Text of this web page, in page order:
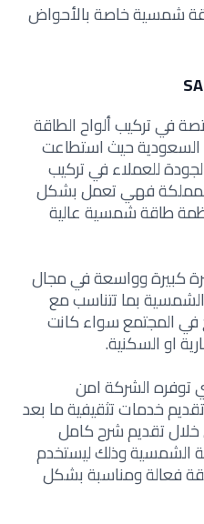
شمسية خاصة بالأحواض
في تركيب ألواح الطاقة
السعودية حيث استطاعت
للعملاء في تركيب
فهي تعمل بشكل
طاقة شمسية عالية
كبيرة وواسعة في مجال
بما تتناسب مع
في المجتمع سواء كانت
او السكنية.
توفره الشركة امن
خدمات تثقيفية ما بعد
تقديم شرح كامل
وذلك ليستخدم
فعالة ومناسبة بشكل